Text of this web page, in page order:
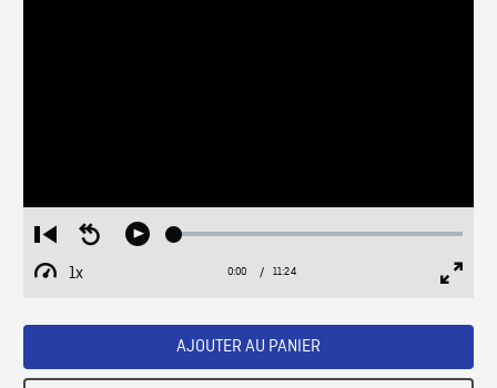
Restart
from
beginning
Seek
Play Loaded:
1x
Playback
Current
0:00 / Duration
11:24
AJOUTER AU PANIER